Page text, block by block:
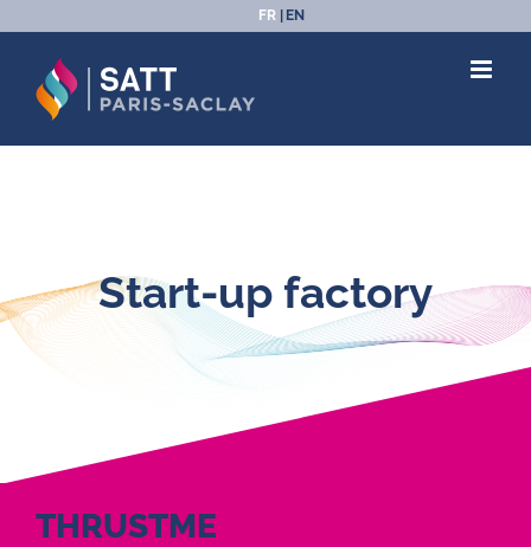
au
contenu
FR EN
Start-up factory
THRUSTME